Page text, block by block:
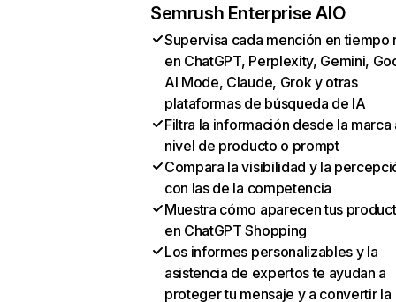
Semrush Enterprise AIO
Supervisa cada mención en tiempo
en ChatGPT, Perplexity, Gemini,
AI Mode, Claude, Grok y otras
plataformas de búsqueda de IA
Filtra la información desde la marca
nivel de producto o prompt
Compara la visibilidad y la
con las de la competencia
Muestra cómo aparecen tus
en ChatGPT Shopping
Los informes personalizables y la
asistencia de expertos te ayudan a
proteger tu mensaje y a convertir la